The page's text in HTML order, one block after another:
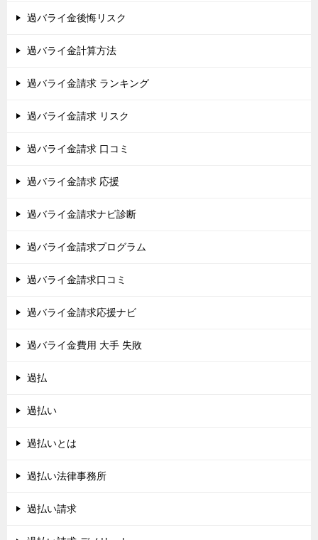
過バライ金後悔リスク
過バライ金計算方法
過バライ金請求 ランキング
過バライ金請求 リスク
過バライ金請求 口コミ
過バライ金請求 応援
過バライ金請求ナビ診断
過バライ金請求プログラム
過バライ金請求口コミ
過バライ金請求応援ナビ
過バライ金費用 大手 失敗
過払
過払い
過払いとは
過払い法律事務所
過払い請求